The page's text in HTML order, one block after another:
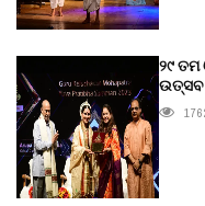
୨୯
ଉତ୍ସବ